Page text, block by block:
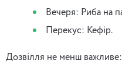
Вечеря: Риба на
Перекус: Кефір.
Дозвілля не менш важливе: